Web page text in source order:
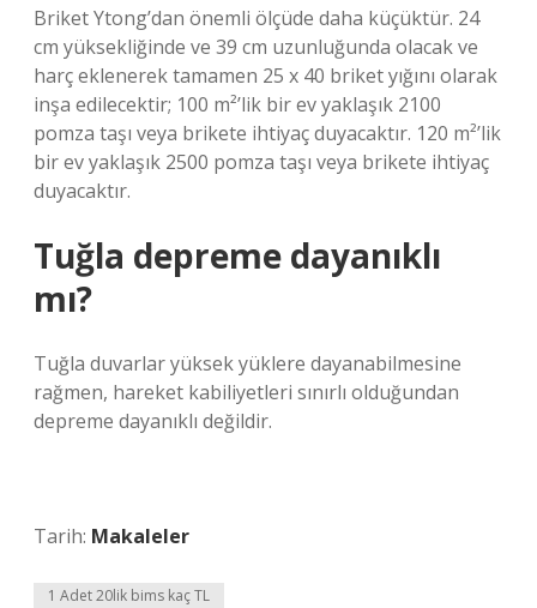
Briket Ytong’dan önemli ölçüde daha küçüktür. 24
cm yüksekliğinde ve 39 cm uzunluğunda olacak ve
harç eklenerek tamamen 25 x 40 briket yığını olarak
inşa edilecektir; 100 m²’lik bir ev yaklaşık 2100
pomza taşı veya brikete ihtiyaç duyacaktır. 120 m²’lik
bir ev yaklaşık 2500 pomza taşı veya brikete ihtiyaç
duyacaktır.
Tuğla depreme dayanıklı
mı?
Tuğla duvarlar yüksek yüklere dayanabilmesine
rağmen, hareket kabiliyetleri sınırlı olduğundan
depreme dayanıklı değildir.
Tarih: Makaleler
1 Adet 20lik bims kaç TL